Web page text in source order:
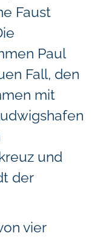
Faust
Paul
Fall, den
mit
und
der
vier